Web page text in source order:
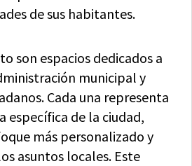
de sus habitantes.
son espacios dedicados a
municipal y
Cada una representa
específica de la ciudad,
más personalizado y
asuntos locales. Este